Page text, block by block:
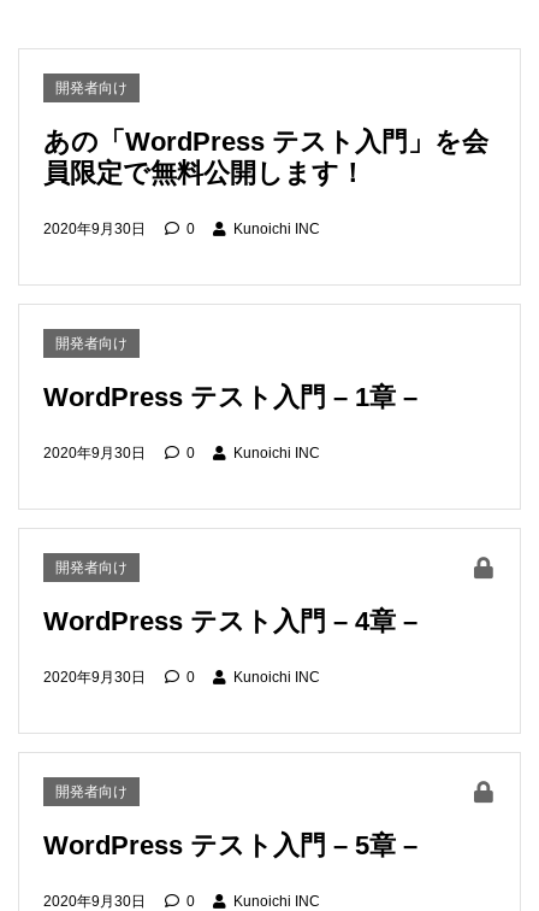
開発者向け
あの「WordPress テスト入門」を会
員限定で無料公開します！
2020年9月30日 0 Kunoichi INC
開発者向け
WordPress テスト入門 – 1章 –
2020年9月30日 0 Kunoichi INC
開発者向け
WordPress テスト入門 – 4章 –
2020年9月30日 0 Kunoichi INC
こ
開発者向け
WordPress テスト入門 – 5章 –
2020年9月30日 0 Kunoichi INC
こ